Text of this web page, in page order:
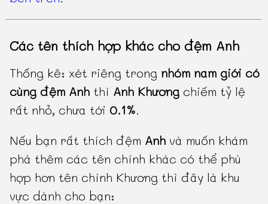
Các tên thích hợp khác cho đệm Anh
Thống kê: xét riêng trong nhóm nam giới có
cùng đệm Anh thì Anh Khương chiếm tỷ lệ
rất nhỏ, chưa tới0.1%.
Nếu bạn rất thích đệm Anh và muốn khám
phá thêm các tên chính khác có thể phù
hợp hơn tên chính Khương thì đây là khu
vực dành cho bạn: